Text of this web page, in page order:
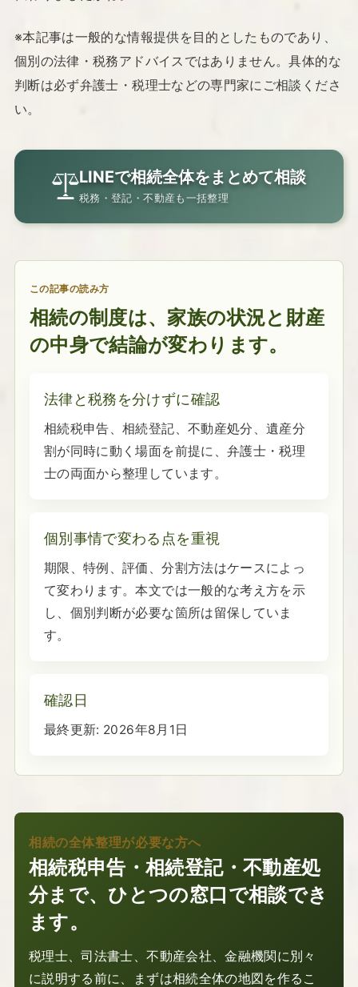
※本記事は一般的な情報提供を目的としたものであり、
個別の法律・税務アドバイスではありません。具体的な
判断は必ず弁護士・税理士などの専門家にご相談くださ
い。
LINEで相続全体をまとめて相談
税務・登記・不動産も一括整理
この記事の読み方
相続の制度は、家族の状況と財産
の中身で結論が変わります。
法律と税務を分けずに確認
相続税申告、相続登記、不動産処分、遺産分
割が同時に動く場面を前提に、弁護士・税理
士の両面から整理しています。
個別事情で変わる点を重視
期限、特例、評価、分割方法はケースによっ
て変わります。本文では一般的な考え方を示
し、個別判断が必要な箇所は留保していま
す。
確認日
最終更新: 2026年8月1日
相続の全体整理が必要な方へ
相続税申告・相続登記・不動産処
分まで、ひとつの窓口で相談でき
ます。
税理士、司法書士、不動産会社、金融機関に別々
に説明する前に、まずは相続全体の地図を作るこ